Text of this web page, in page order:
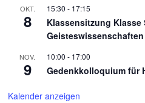
OKT.
8
15:30 - 17:15
Klassensitzung
Geisteswissenschaften
NOV.
9
10:00 - 17:00
Gedenkkolloquium für
Kalender anzeigen